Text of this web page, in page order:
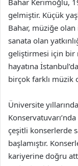
Bahar Kerimoğlu,
gelmiştir. Küçük
Bahar, müziğe
sanata olan
geliştirmesi için bir
hayatına
birçok farklı müzik
Üniversite
çeşitli konserlerde
başlamıştır.
kariyerine doğru